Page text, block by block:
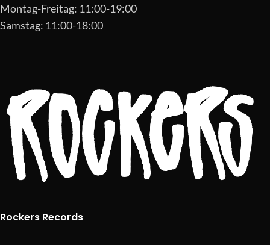
Montag-Freitag: 11:00-19:00
Samstag: 11:00-18:00
Rockers Records